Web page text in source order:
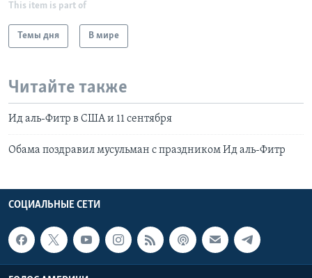
This item is part of
Темы дня В мире
Читайте также
Ид аль-Фитр в США и 11 сентября
Обама поздравил мусульман с праздником Ид аль-Фитр
СОЦИАЛЬНЫЕ СЕТИ